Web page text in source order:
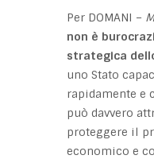
Per DOMANI –
non è
strategica
uno Stato
rapidamente e
può davvero
proteggere il
economico e